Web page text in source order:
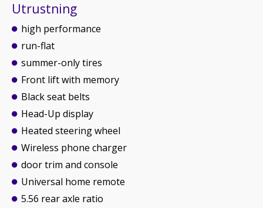
Utrustning
high performance
run-flat
summer-only tires
Front lift with memory
Black seat belts
Head-Up display
Heated steering wheel
Wireless phone charger
door trim and console
Universal home remote
5.56 rear axle ratio